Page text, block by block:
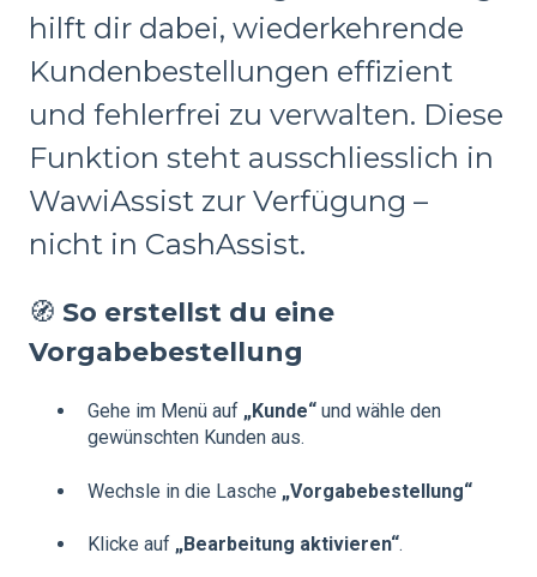
hilft dir dabei, wiederkehrende
Kundenbestellungen effizient
und fehlerfrei zu verwalten. Diese
Funktion steht ausschliesslich in
WawiAssist zur Verfügung –
nicht in CashAssist.
🧭 So erstellst du eine
Vorgabebestellung
Gehe im Menü auf „Kunde“ und wähle den
gewünschten Kunden aus.
Wechsle in die Lasche „Vorgabebestellung“
Klicke auf „Bearbeitung aktivieren“.